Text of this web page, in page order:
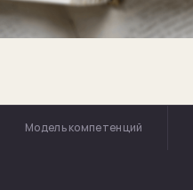
Модель компетенций